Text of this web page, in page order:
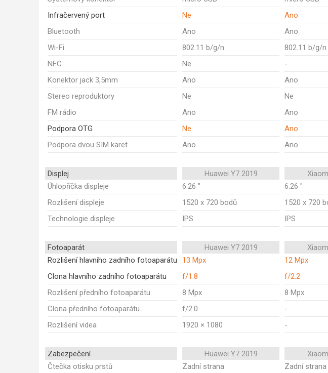
Infračervený port
Ne
Ano
Bluetooth
Ano
Ano
Wi-Fi
802.11 b/g/n
802.11 b/g/n
NFC
Ne
-
Konektor jack 3,5mm
Ano
Ano
Stereo reproduktory
Ne
Ne
FM rádio
Ano
Ano
Podpora OTG
Ne
Ano
Podpora dvou SIM karet
Ano Ano
Displej Huawei Y7 2019
Úhlopříčka displeje
6.26 "
6.26 "
Rozlišení displeje
1520 x 720 bodů
1520 x 720
Technologie displeje
IPS IPS
Fotoaparát Huawei Y7 2019
Rozlišení hlavního zadního fotoaparátu
13 Mpx
12 Mpx
Clona hlavního zadního fotoaparátu
f/1.8
f/2.2
Rozlišení předního fotoaparátu
8 Mpx
8 Mpx
Clona předního fotoaparátu
f/2.0
-
Rozlišení videa
1920 × 1080 -
Zabezpečení Huawei Y7 2019
Čtečka otisku prstů
Zadní strana Zadní strana